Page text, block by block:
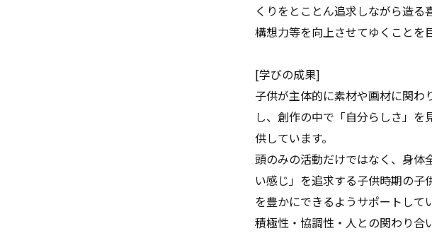
くりをとことん追求しながら造る
構想力等を向上させてゆくことを
[学びの成果]
子供が主体的に素材や画材に関わ
し、創作の中で「自分らしさ」を
供しています。
頭のみの活動だけではなく、身体
い感じ」を追求する子供時期の子
を豊かにできるようサポートして
積極性・協調性・人との関わり合